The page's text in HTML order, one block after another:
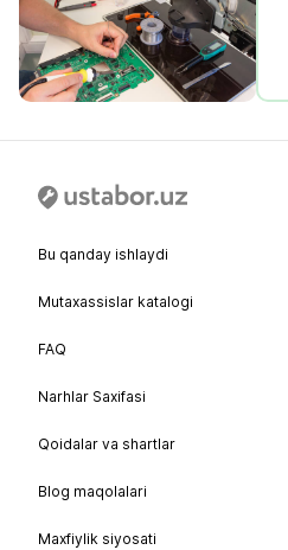
Bu qanday ishlaydi
Mutaxassislar katalogi
FAQ
Narhlar Saxifasi
Qoidalar va shartlar
Blog maqolalari
Maxfiylik siyosati